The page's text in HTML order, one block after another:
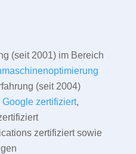
(seit 2001) im Bereich
(seit 2004)
Google zertifiziert,
zertifiziert sowie